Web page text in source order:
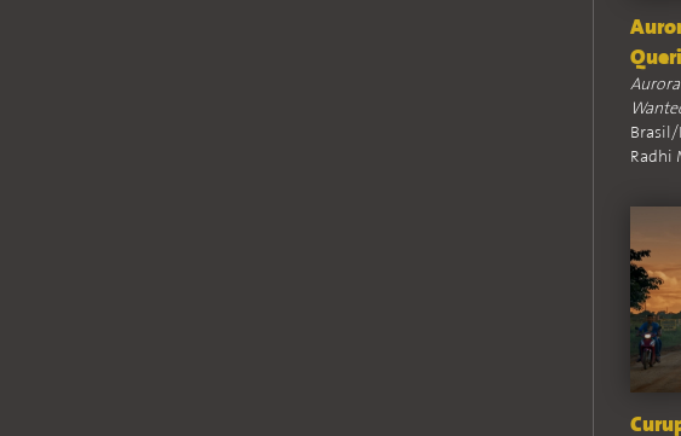
Radhi